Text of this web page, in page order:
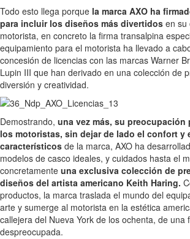
Todo esto llega porque la marca AXO ha
para incluir los diseños más divertidos en su
motorista, en concreto la firma transalpina
equipamiento para el motorista ha llevado a
concesión de licencias con las marcas Warner
Lupin III que han derivado en una colección de
diversión y creatividad.
Demostrando, una vez más, su preocupación
los motoristas, sin dejar de lado el confort y
característicos de la marca, AXO ha
modelos de casco ideales, y cuidados hasta el
concretamente una exclusiva colección de
diseños del artista americano Keith Haring.
productos, la marca traslada el mundo del
arte y sumerge al motorista en la estética
callejera del Nueva York de los ochenta, de una
despreocupada.